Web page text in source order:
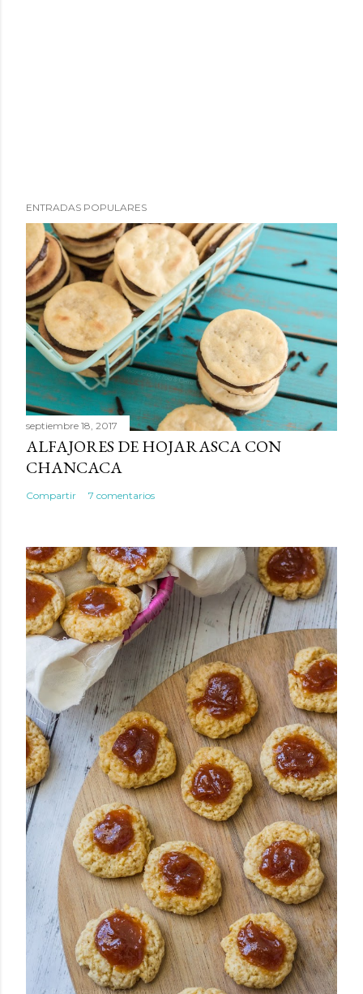
ENTRADAS POPULARES
septiembre 18, 2017
ALFAJORES DE HOJARASCA CON
CHANCACA
Compartir 7 comentarios